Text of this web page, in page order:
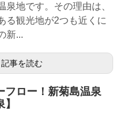
泉地です。その理由は、
る観光地が2つも近くに
新...
記事を読む
フロー！新菊島温泉